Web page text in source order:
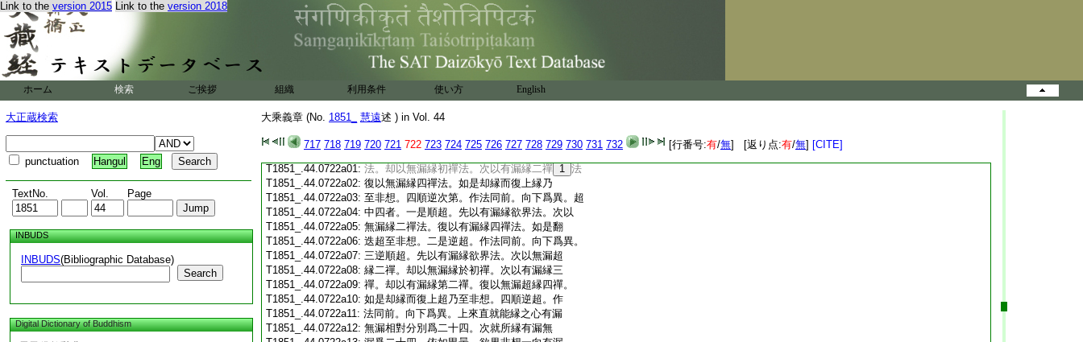
Link to the version 2015 Link to the version 2018
ホーム 検索 ご挨拶 組織 利用条件 使い方 English
大正蔵検索
punctuation Hangul Eng
TextNo. Vol. Page
INBUDS
INBUDS(Bibliographic Database)
Search
Digital Dictionary of Buddhism
大乘義章 (No. 1851_ 慧遠述 ) in Vol. 44
717 718 719 720 721 722 723 724 725 726 727 728 729 730 731 732 [行番号:有/無] [返り点:有/無] [CITE]
T1851_.44.0721c19:非想。二是逆超。作法同前。向下爲異。三逆順
T1851_.44.0721c20: 超。先縁欲界。超縁二禪。却縁初禪。超縁三
T1851_.44.0721c21:禪。如是却縁而復上超乃至非想。四順逆超。
T1851_.44.0721c22:
作法同前。向下爲異。有漏如是。無漏八者。類
上可知。有漏無漏間爲八者。次第有四。超越
亦四。次第四者。一順次第。先以初禪有漏之
T1851_.44.0721c25:心縁欲界法。次以無漏縁初禪法。復以有漏
T1851_.44.0721c26: 縁二禪法。如是翻迭乃至非想。二逆次第。作
T1851_.44.0721c27:法同前。向下爲異。三逆順次第。先以有漏縁
T1851_.44.0721c28: 欲界法。次以無漏縁初禪法。却以無漏縁欲
T1851_.44.0721c29: 界法。次以有漏縁初禪法。復以無漏縁二禪
T1851_.44.0722a01: 法。却以無漏縁初禪法。次以有漏縁二禪 1 法
T1851_.44.0722a02: 復以無漏縁四禪法。如是却縁而復上縁乃
T1851_.44.0722a03: 至非想。四順逆次第。作法同前。向下爲異。超
T1851_.44.0722a04: 中四者。一是順超。先以有漏縁欲界法。次以
T1851_.44.0722a05: 無漏縁二禪法。復以有漏縁四禪法。如是翻
T1851_.44.0722a06: 迭超至非想。二是逆超。作法同前。向下爲異。
T1851_.44.0722a07: 三逆順超。先以有漏縁欲界法。次以無漏超
T1851_.44.0722a08: 縁二禪。却以無漏縁於初禪。次以有漏縁三
T1851_.44.0722a09: 禪。却以有漏縁第二禪。復以無漏超縁四禪。
T1851_.44.0722a10: 如是却縁而復上超乃至非想。四順逆超。作
T1851_.44.0722a11: 法同前。向下爲異。上來直就能縁之心有漏
T1851_.44.0722a12: 無漏相對分別爲二十四。次就所縁有漏無